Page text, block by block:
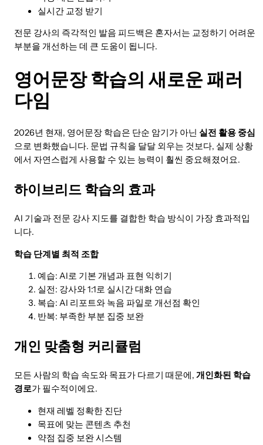
실시간 교정 받기
전문 강사의 즉각적인 발음 피드백은 혼자서는 교정하기 어려운
부분을 개선하는 데 큰 도움이 됩니다.
영어문장 학습의 새로운 패러
다임
2026년 현재, 영어문장 학습은 단순 암기가 아닌 실전 활용 중심
으로 변화했습니다. 문법 규칙을 달달 외우는 것보다, 실제 상황
에서 자연스럽게 사용할 수 있는 능력이 훨씬 중요해졌어요.
하이브리드 학습의 효과
AI 기술과 전문 강사 지도를 결합한 학습 방식이 가장 효과적입
니다.
학습 단계별 최적 조합
예습: AI로 기본 개념과 표현 익히기
실전: 강사와 1:1로 실시간 대화 연습
복습: AI 리포트와 녹음 파일로 개선점 확인
반복: 부족한 부분 집중 보완
개인 맞춤형 커리큘럼
모든 사람의 학습 속도와 목표가 다르기 때문에, 개인화된 학습
경로가 필수적이에요.
현재 레벨 정확한 진단
목표에 맞는 콘텐츠 추천
약점 집중 보완 시스템